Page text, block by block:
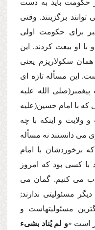
حكومت باید به دست
برگزینند. وقتى
براى حكومت اولى
او بیعت كردند. این
سكولاریزم یعنى
این مسأله تازه اى
الله علیه
كه با امام حسین(علیه
ولایت و اینكه با چه
مى دانستند نه مسأله
برخوردشان با امام
با كسى بود كه امروز
مى كنیم. گمان مى
مسئولیتى ندارند;
مسئولیتهاست و
است «و لم یُناد بشىء